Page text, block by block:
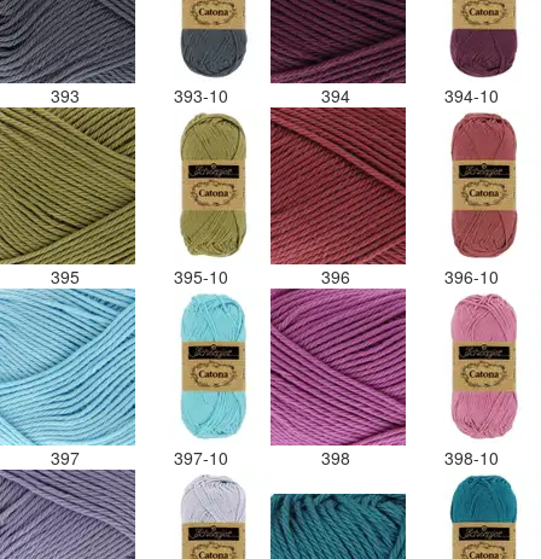
393 393-10 394 394-10
395 395-10 396 396-10
397 397-10 398 398-10